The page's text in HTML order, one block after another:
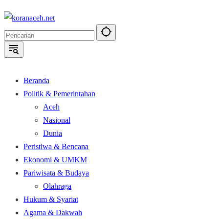
Langsung
konten
Beranda
Politik & Pemerintahan
Aceh
Nasional
Dunia
Peristiwa & Bencana
Ekonomi & UMKM
Pariwisata & Budaya
Olahraga
Hukum & Syariat
Agama & Dakwah